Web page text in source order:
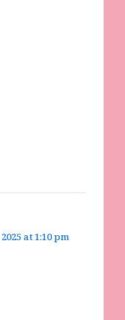
at 1:10 pm